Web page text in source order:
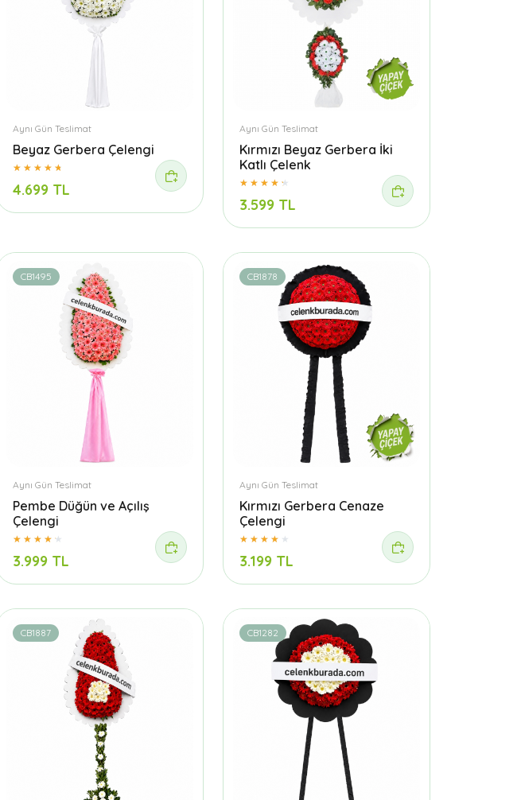
Aynı Gün Teslimat
Beyaz Gerbera Çelengi
4.699 TL
Aynı Gün Teslimat
Kırmızı Beyaz Gerbera İki
Katlı Çelenk
3.599 TL
CB1495
Aynı Gün Teslimat
Pembe Düğün ve Açılış
Çelengi
3.999 TL
CB1878
Aynı Gün Teslimat
Kırmızı Gerbera Cenaze
Çelengi
3.199 TL
CB1887 CB1282